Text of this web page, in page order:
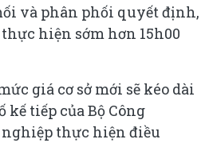
và phân phối quyết định,
hiện sớm hơn 15h00
giá cơ sở mới sẽ kéo dài
kế tiếp của Bộ Công
nghiệp thực hiện điều